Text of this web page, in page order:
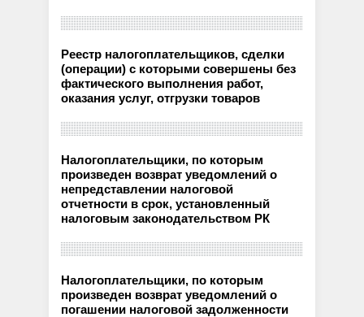
Реестр налогоплательщиков, сделки
(операции) с которыми совершены без
фактического выполнения работ,
оказания услуг, отгрузки товаров
Налогоплательщики, по которым
произведен возврат уведомлений о
непредставлении налоговой
отчетности в срок, установленный
налоговым законодательством РК
Налогоплательщики, по которым
произведен возврат уведомлений о
погашении налоговой задолженности